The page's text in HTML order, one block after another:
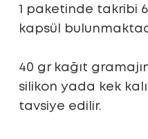
1 paketinde takribi
kapsül
40 gr kağıt
silikon yada kek
tavsiye edilir.